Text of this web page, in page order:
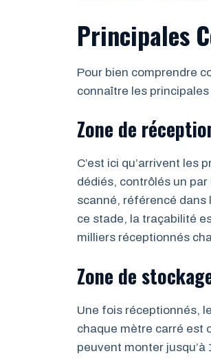
Principales
Pour bien comprendre
connaître les
Zone de
C’est ici qu’arrivent les
dédiés, contrôlés un
scanné, référencé
ce stade, la traçabilité
milliers réceptionnés
Zone de
Une fois réceptionnés,
chaque mètre carré est
peuvent monter